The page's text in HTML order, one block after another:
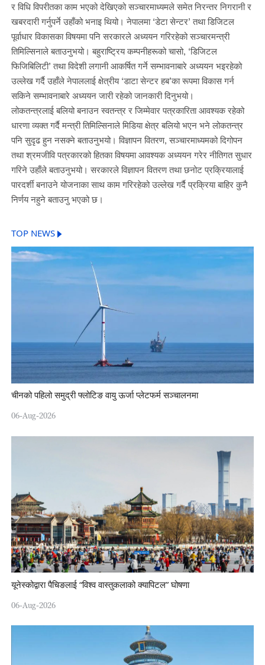
र विधि विपरीतका काम भएको देखिएको सञ्चारमाध्यमले समेत निरन्तर निगरानी र
खबरदारी गर्नुपर्ने उहाँको भनाइ थियो। नेपालमा ‘डेटा सेन्टर’ तथा डिजिटल
पूर्वाधार विकासका विषयमा पनि सरकारले अध्ययन गरिरहेको सञ्चारमन्त्री
तिमिल्सिनाले बताउनुभयो। बहुराष्ट्रिय कम्पनीहरूको चासो, ‘डिजिटल
फिजिबिलिटी’ तथा विदेशी लगानी आकर्षित गर्ने सम्भावनाबारे अध्ययन भइरहेको
उल्लेख गर्दै उहाँले नेपाललाई क्षेत्रीय ‘डाटा सेन्टर हब’का रूपमा विकास गर्न
सकिने सम्भावनाबारे अध्ययन जारी रहेको जानकारी दिनुभयो।
लोकतन्त्रलाई बलियो बनाउन स्वतन्त्र र जिम्मेवार पत्रकारिता आवश्यक रहेको
धारणा व्यक्त गर्दै मन्त्री तिमिल्सिनाले मिडिया क्षेत्र बलियो भएन भने लोकतन्त्र
पनि सुदृढ हुन नसक्ने बताउनुभयो। विज्ञापन वितरण, सञ्चारमाध्यमको दिगोपन
तथा श्रमजीवि पत्रकारको हितका विषयमा आवश्यक अध्ययन गरेर नीतिगत सुधार
गरिने उहाँले बताउनुभयो। सरकारले विज्ञापन वितरण तथा छनोट प्रक्रियालाई
पारदर्शी बनाउने योजनाका साथ काम गरिरहेको उल्लेख गर्दै प्रक्रिया बाहिर कुनै
निर्णय नहुने बताउनु भएको छ।
TOP NEWS
चीनको पहिलो समुद्री फ्लोटिङ वायु ऊर्जा प्लेटफर्म सञ्चालनमा
06-Aug-2026
यूनेस्कोद्वारा पैचिङलाई “विश्व वास्तुकलाको क्यापिटल” घोषणा
06-Aug-2026